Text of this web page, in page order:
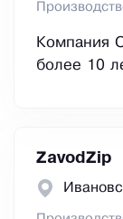
Компания
более 10
ZavodZip